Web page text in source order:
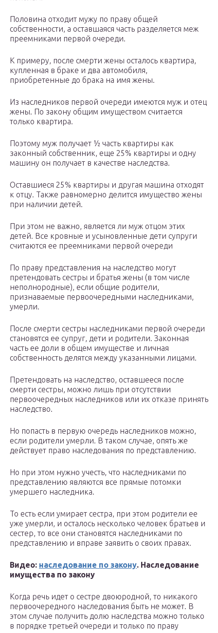
Половина отходит мужу по праву общей
собственности, а оставшаяся часть разделяется меж
преемниками первой очереди.
К примеру, после смерти жены осталось квартира,
купленная в браке и два автомобиля,
приобретенные до брака на имя жены.
Из наследников первой очереди имеются муж и отец
жены. По закону общим имуществом считается
только квартира.
Поэтому муж получает ½ часть квартиры как
законный собственник, еще 25% квартиры и одну
машину он получает в качестве наследства.
Оставшиеся 25% квартиры и другая машина отходят
к отцу. Также равномерно делится имущество жены
при наличии детей.
При этом не важно, является ли муж отцом этих
детей. Все кровные и усыновленные дети супруги
считаются ее преемниками первой очереди
По праву представления на наследство могут
претендовать сестры и братья жены (в том числе
неполнородные), если общие родители,
признаваемые первоочередными наследниками,
умерли.
После смерти сестры наследниками первой очереди
становятся ее супруг, дети и родители. Законная
часть ее доли в общем имуществе и личная
собственность делятся между указанными лицами.
Претендовать на наследство, оставшееся после
смерти сестры, можно лишь при отсутствии
первоочередных наследников или их отказе принять
наследство.
Но попасть в первую очередь наследников можно,
если родители умерли. В таком случае, опять же
действует право наследования по представлению.
Но при этом нужно учесть, что наследниками по
представлению являются все прямые потомки
умершего наследника.
То есть если умирает сестра, при этом родители ее
уже умерли, и осталось несколько человек братьев и
сестер, то все они становятся наследниками по
представлению и вправе заявить о своих правах.
Видео: наследование по закону. Наследование
имущества по закону
Когда речь идет о сестре двоюродной, то никакого
первоочередного наследования быть не может. В
этом случае получить долю наследства можно только
в порядке третьей очереди и только по праву